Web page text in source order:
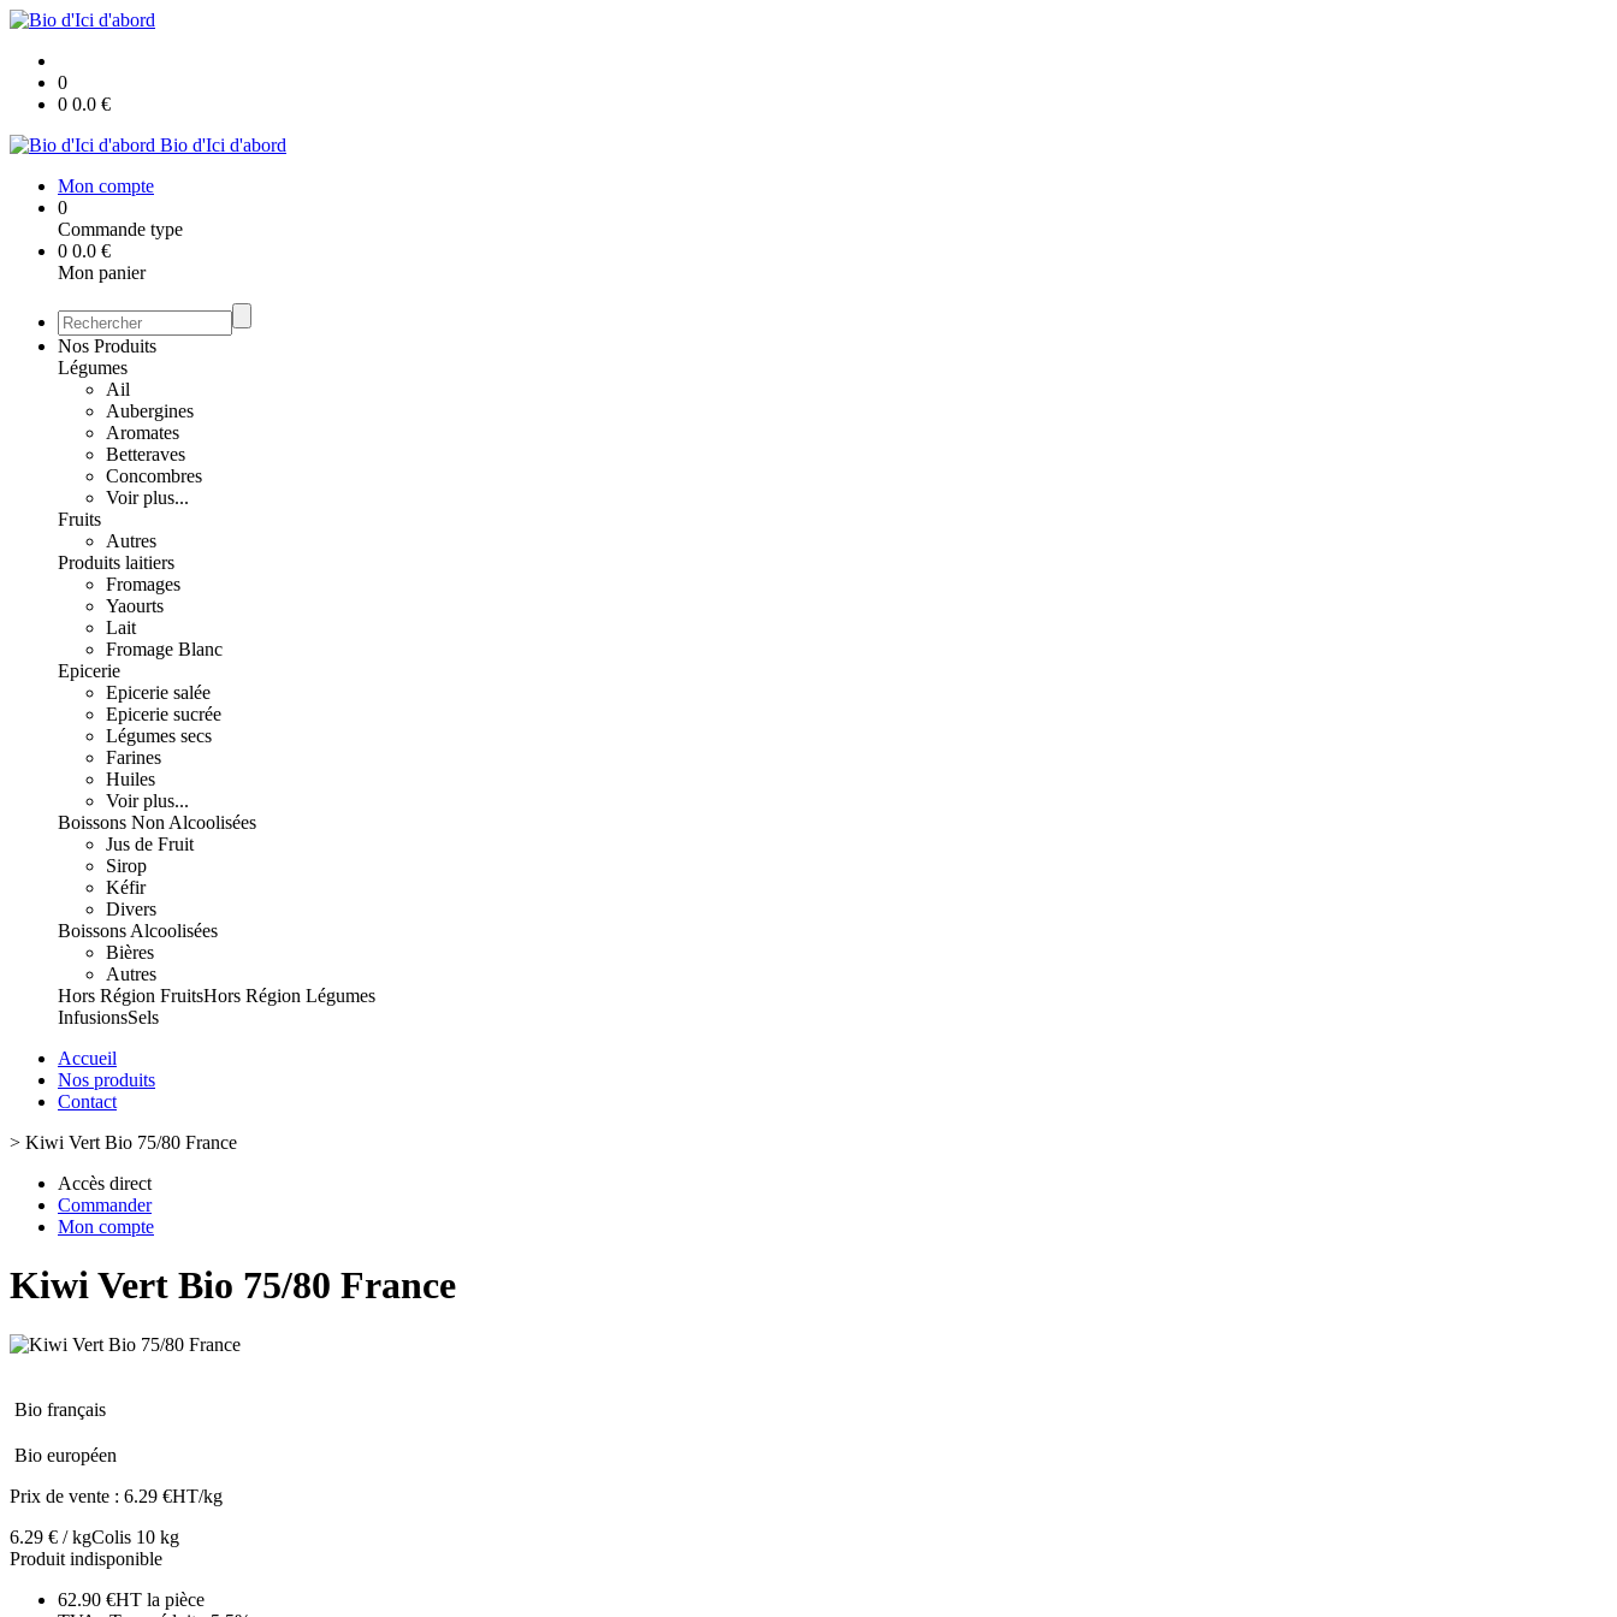
0
0 0.0 €
Bio d'Ici d'abord
Mon compte
0
Commande type
0 0.0 €
Mon panier
Nos Produits
Légumes
Ail
Aubergines
Aromates
Betteraves
Concombres
Voir plus...
Fruits
Autres
Produits laitiers
Fromages
Yaourts
Lait
Fromage Blanc
Epicerie
Epicerie salée
Epicerie sucrée
Légumes secs
Farines
Huiles
Voir plus...
Boissons Non Alcoolisées
Jus de Fruit
Sirop
Kéfir
Divers
Boissons Alcoolisées
Bières
Autres
Hors Région FruitsHors Région Légumes
InfusionsSels
Accueil
Nos produits
Contact
> Kiwi Vert Bio 75/80 France
Accès direct
Commander
Mon compte
Kiwi Vert Bio 75/80 France
Bio français
Bio européen
Prix de vente : 6.29 €HT/kg
6.29 € / kgColis 10 kg
Produit indisponible
62.90 €HT la pièce